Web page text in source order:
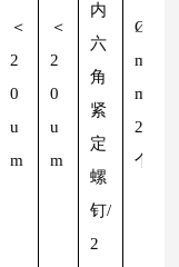
＜
2
0
u
m
＜
2
0
u
m
内
六
角
紧
定
螺
钉/
2
Ø
m
m/
2
个